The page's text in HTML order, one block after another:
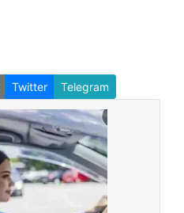
Twitter Telegram